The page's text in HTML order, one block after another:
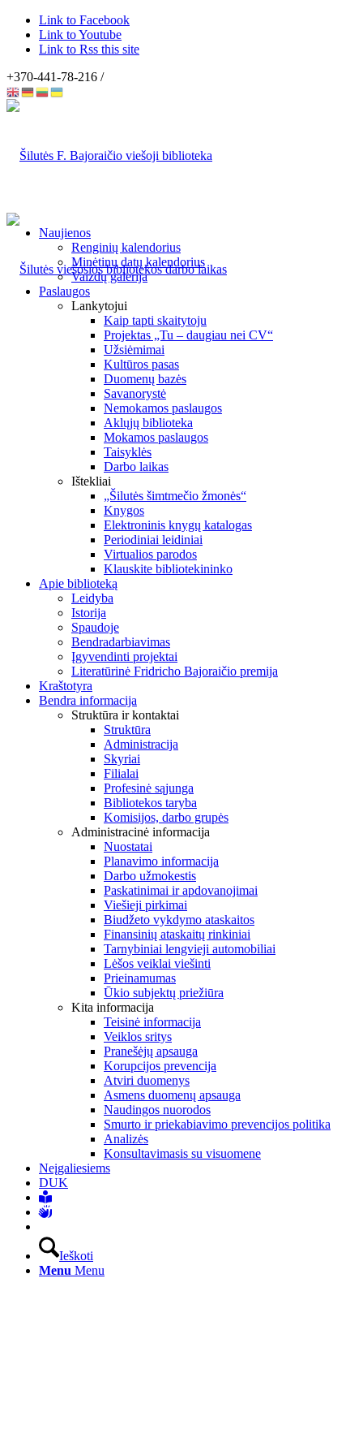
Link to Facebook
Link to Youtube
Link to Rss this site
+370-441-78-216 /
Naujienos
Renginių kalendorius
Minėtinų datų kalendorius
Vaizdų galerija
Paslaugos
Lankytojui
Kaip tapti skaitytoju
Projektas „Tu – daugiau nei CV“
Užsiėmimai
Kultūros pasas
Duomenų bazės
Savanorystė
Nemokamos paslaugos
Aklųjų biblioteka
Mokamos paslaugos
Taisyklės
Darbo laikas
Ištekliai
„Šilutės šimtmečio žmonės“
Knygos
Elektroninis knygų katalogas
Periodiniai leidiniai
Virtualios parodos
Klauskite bibliotekininko
Apie biblioteką
Leidyba
Istorija
Spaudoje
Bendradarbiavimas
Įgyvendinti projektai
Literatūrinė Fridricho Bajoraičio premija
Kraštotyra
Bendra informacija
Struktūra ir kontaktai
Struktūra
Administracija
Skyriai
Filialai
Profesinė sąjunga
Bibliotekos taryba
Komisijos, darbo grupės
Administracinė informacija
Nuostatai
Planavimo informacija
Darbo užmokestis
Paskatinimai ir apdovanojimai
Viešieji pirkimai
Biudžeto vykdymo ataskaitos
Finansinių ataskaitų rinkiniai
Tarnybiniai lengvieji automobiliai
Lėšos veiklai viešinti
Prieinamumas
Ūkio subjektų priežiūra
Kita informacija
Teisinė informacija
Veiklos sritys
Pranešėjų apsauga
Korupcijos prevencija
Atviri duomenys
Asmens duomenų apsauga
Naudingos nuorodos
Smurto ir priekabiavimo prevencijos politika
Analizės
Konsultavimasis su visuomene
Neįgaliesiems
DUK
Ieškoti
Menu Menu